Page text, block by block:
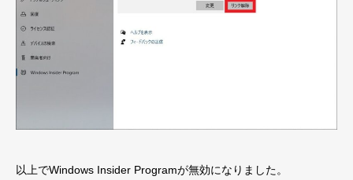
以上でWindows Insider Programが無効になりました。